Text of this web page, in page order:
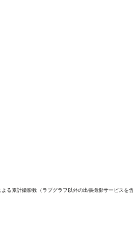
る累計撮影数（ラブグラフ以外の出張撮影サービスを